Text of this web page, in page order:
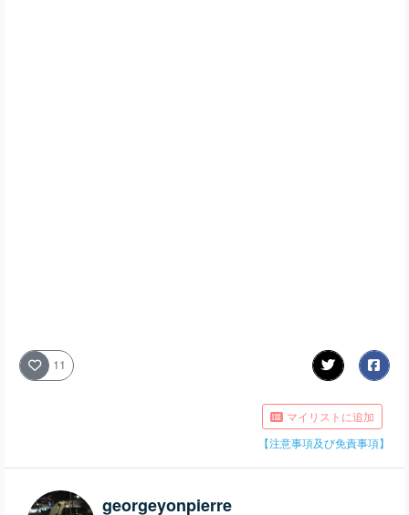
11
マイリストに追加
【注意事項及び免責事項】
georgeyonpierre